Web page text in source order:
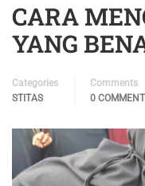
CARA
YANG
Categories
STITAS
Comments
0 COMMENT